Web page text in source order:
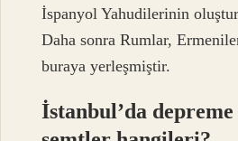
İspanyol Yahudilerinin
Daha sonra Rumlar,
buraya yerleşmiştir.
İstanbul’da depreme